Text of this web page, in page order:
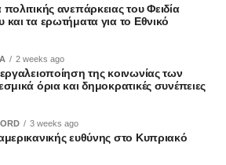
ανεπάρκειας του Φειδία
και τα ερωτήματα για το Εθνικό
2 weeks ago
της κοινωνίας των
όρια και δημοκρατικές συνέπειες
3 weeks ago
ευθύνης στο Κυπριακό